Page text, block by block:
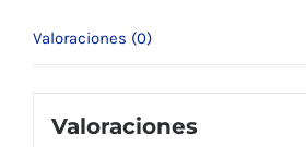
Valoraciones (0)
Valoraciones